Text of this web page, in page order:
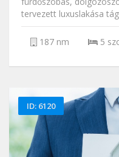
tervezett luxuslakása
187 nm 5
ID: 6120